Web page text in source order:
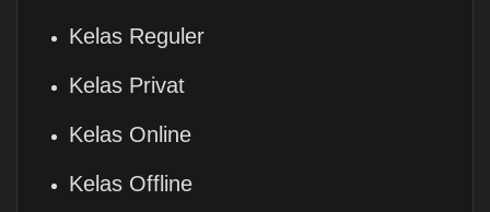
Kelas Reguler
Kelas Privat
Kelas Online
Kelas Offline